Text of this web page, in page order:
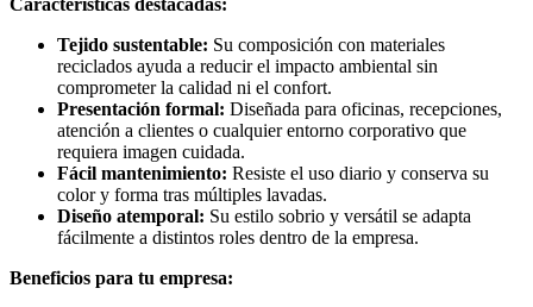
Características destacadas:
Tejido sustentable: Su composición con materiales
reciclados ayuda a reducir el impacto ambiental sin
comprometer la calidad ni el confort.
Presentación formal: Diseñada para oficinas, recepciones,
atención a clientes o cualquier entorno corporativo que
requiera imagen cuidada.
Fácil mantenimiento: Resiste el uso diario y conserva su
color y forma tras múltiples lavadas.
Diseño atemporal: Su estilo sobrio y versátil se adapta
fácilmente a distintos roles dentro de la empresa.
Beneficios para tu empresa: